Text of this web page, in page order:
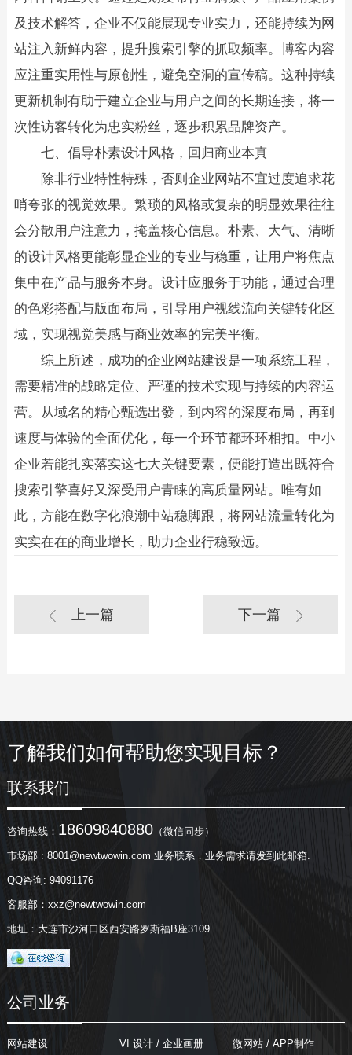
及技术解答，企业不仅能展现专业实力，还能持续为网
站注入新鲜内容，提升搜索引擎的抓取频率。博客内容
应注重实用性与原创性，避免空洞的宣传稿。这种持续
更新机制有助于建立企业与用户之间的长期连接，将一
次性访客转化为忠实粉丝，逐步积累品牌资产。
七、倡导朴素设计风格，回归商业本真
除非行业特性特殊，否则企业网站不宜过度追求花
哨夸张的视觉效果。繁琐的风格或复杂的明显效果往往
会分散用户注意力，掩盖核心信息。朴素、大气、清晰
的设计风格更能彰显企业的专业与稳重，让用户将焦点
集中在产品与服务本身。设计应服务于功能，通过合理
的色彩搭配与版面布局，引导用户视线流向关键转化区
域，实现视觉美感与商业效率的完美平衡。
综上所述，成功的企业网站建设是一项系统工程，
需要精准的战略定位、严谨的技术实现与持续的内容运
营。从域名的精心甄选出發，到内容的深度布局，再到
速度与体验的全面优化，每一个环节都环环相扣。中小
企业若能扎实落实这七大关键要素，便能打造出既符合
搜索引擎喜好又深受用户青睐的高质量网站。唯有如
此，方能在数字化浪潮中站稳脚跟，将网站流量转化为
实实在在的商业增长，助力企业行稳致远。
上一篇 下一篇
了解我们如何帮助您实现目标？
联系我们
咨询热线： 18609840880（微信同步）
市场部 : 8001@newtwowin.com 业务联系，业务需求请发到此邮箱.
QQ咨询: 94091176
客服部：xxz@newtwowin.com
地址：大连市沙河口区西安路罗斯福B座3109
公司业务
网站建设 VI 设计 / 企业画册 微网站 / APP制作